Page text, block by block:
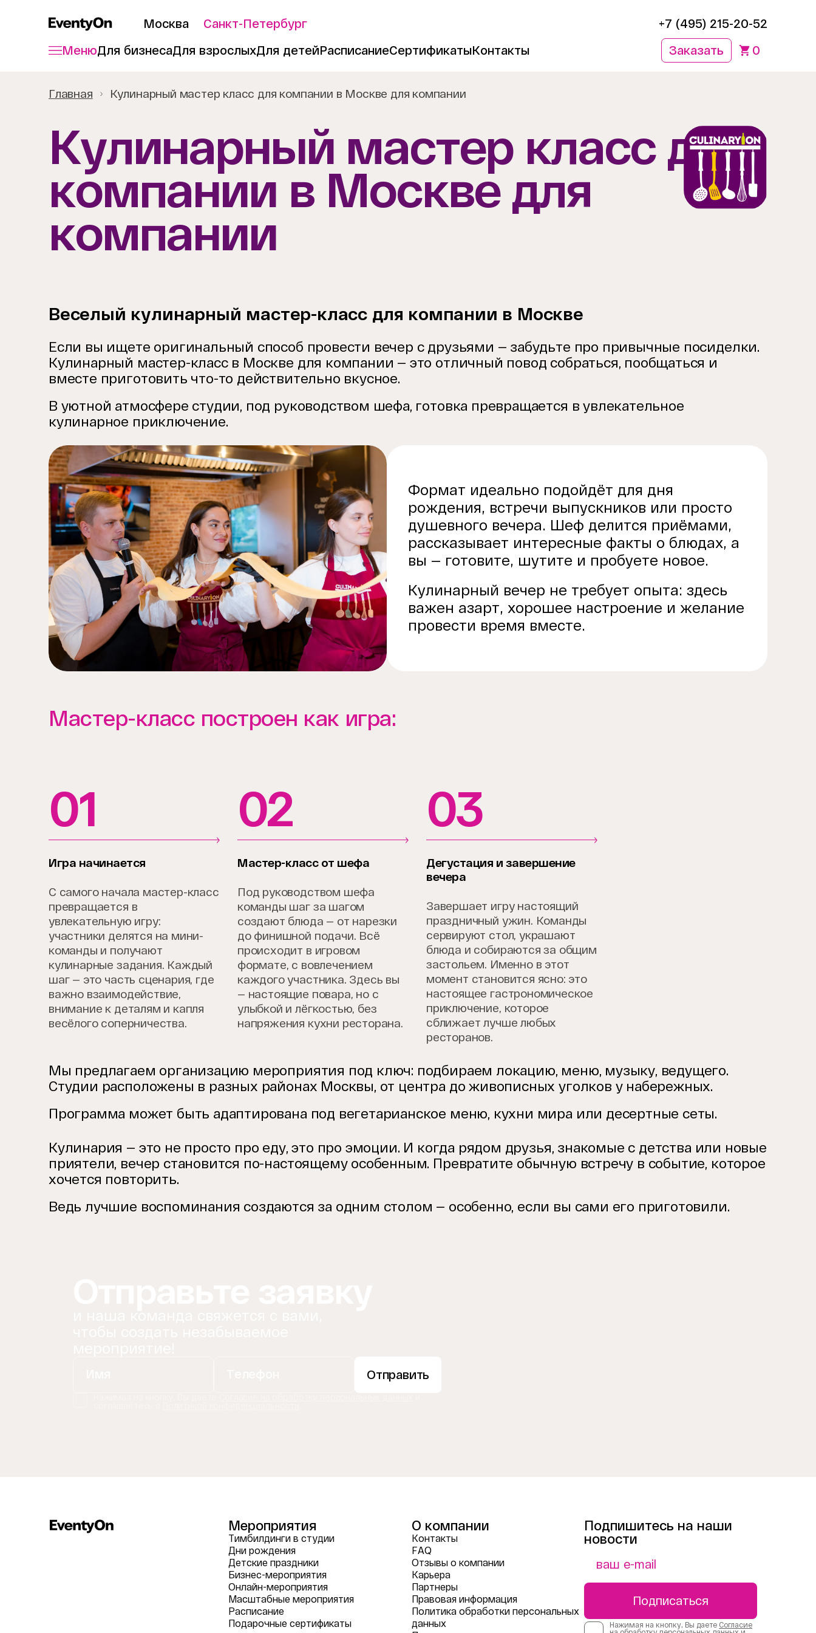
Москва Санкт-Петербург
+7 (495) 215-20-52
МенюДля бизнесаДля взрослыхДля детейРасписаниеСертификатыКонтакты Заказать 0
Главная Кулинарный мастер класс для компании в Москве для компании
Кулинарный мастер класс для
компании в Москве для
компании
Веселый кулинарный мастер-класс для компании в Москве
Если вы ищете оригинальный способ провести вечер с друзьями — забудьте про привычные посиделки.
Кулинарный мастер-класс в Москве для компании — это отличный повод собраться, пообщаться и
вместе приготовить что-то действительно вкусное.
В уютной атмосфере студии, под руководством шефа, готовка превращается в увлекательное
кулинарное приключение.
Формат идеально подойдёт для дня
рождения, встречи выпускников или просто
душевного вечера. Шеф делится приёмами,
рассказывает интересные факты о блюдах, а
вы — готовите, шутите и пробуете новое.
Кулинарный вечер не требует опыта: здесь
важен азарт, хорошее настроение и желание
провести время вместе.
Мастер-класс построен как игра:
01
Игра начинается
С самого начала мастер-класс
превращается в
увлекательную игру:
участники делятся на мини-
команды и получают
кулинарные задания. Каждый
шаг — это часть сценария, где
важно взаимодействие,
внимание к деталям и капля
весёлого соперничества.
02
Мастер-класс от шефа
Под руководством шефа
команды шаг за шагом
создают блюда — от нарезки
до финишной подачи. Всё
происходит в игровом
формате, с вовлечением
каждого участника. Здесь вы
— настоящие повара, но с
улыбкой и лёгкостью, без
напряжения кухни ресторана.
03
Дегустация и завершение
вечера
Завершает игру настоящий
праздничный ужин. Команды
сервируют стол, украшают
блюда и собираются за общим
застольем. Именно в этот
момент становится ясно: это
настоящее гастрономическое
приключение, которое
сближает лучше любых
ресторанов.
Мы предлагаем организацию мероприятия под ключ: подбираем локацию, меню, музыку, ведущего.
Студии расположены в разных районах Москвы, от центра до живописных уголков у набережных.
Программа может быть адаптирована под вегетарианское меню, кухни мира или десертные сеты.
Кулинария — это не просто про еду, это про эмоции. И когда рядом друзья, знакомые с детства или новые
приятели, вечер становится по-настоящему особенным. Превратите обычную встречу в событие, которое
хочется повторить.
Ведь лучшие воспоминания создаются за одним столом — особенно, если вы сами его приготовили.
Отправить
Мероприятия
Тимбилдинги в студии
Дни рождения
Детские праздники
Бизнес-мероприятия
Онлайн-мероприятия
Масштабные мероприятия
Расписание
Подарочные сертификаты
О компании
Контакты
FAQ
Отзывы о компании
Карьера
Партнеры
Правовая информация
Политика обработки персональных
данных
Подпишитесь на наши
новости
Подписаться
Нажимая на кнопку, Вы даете Согласие